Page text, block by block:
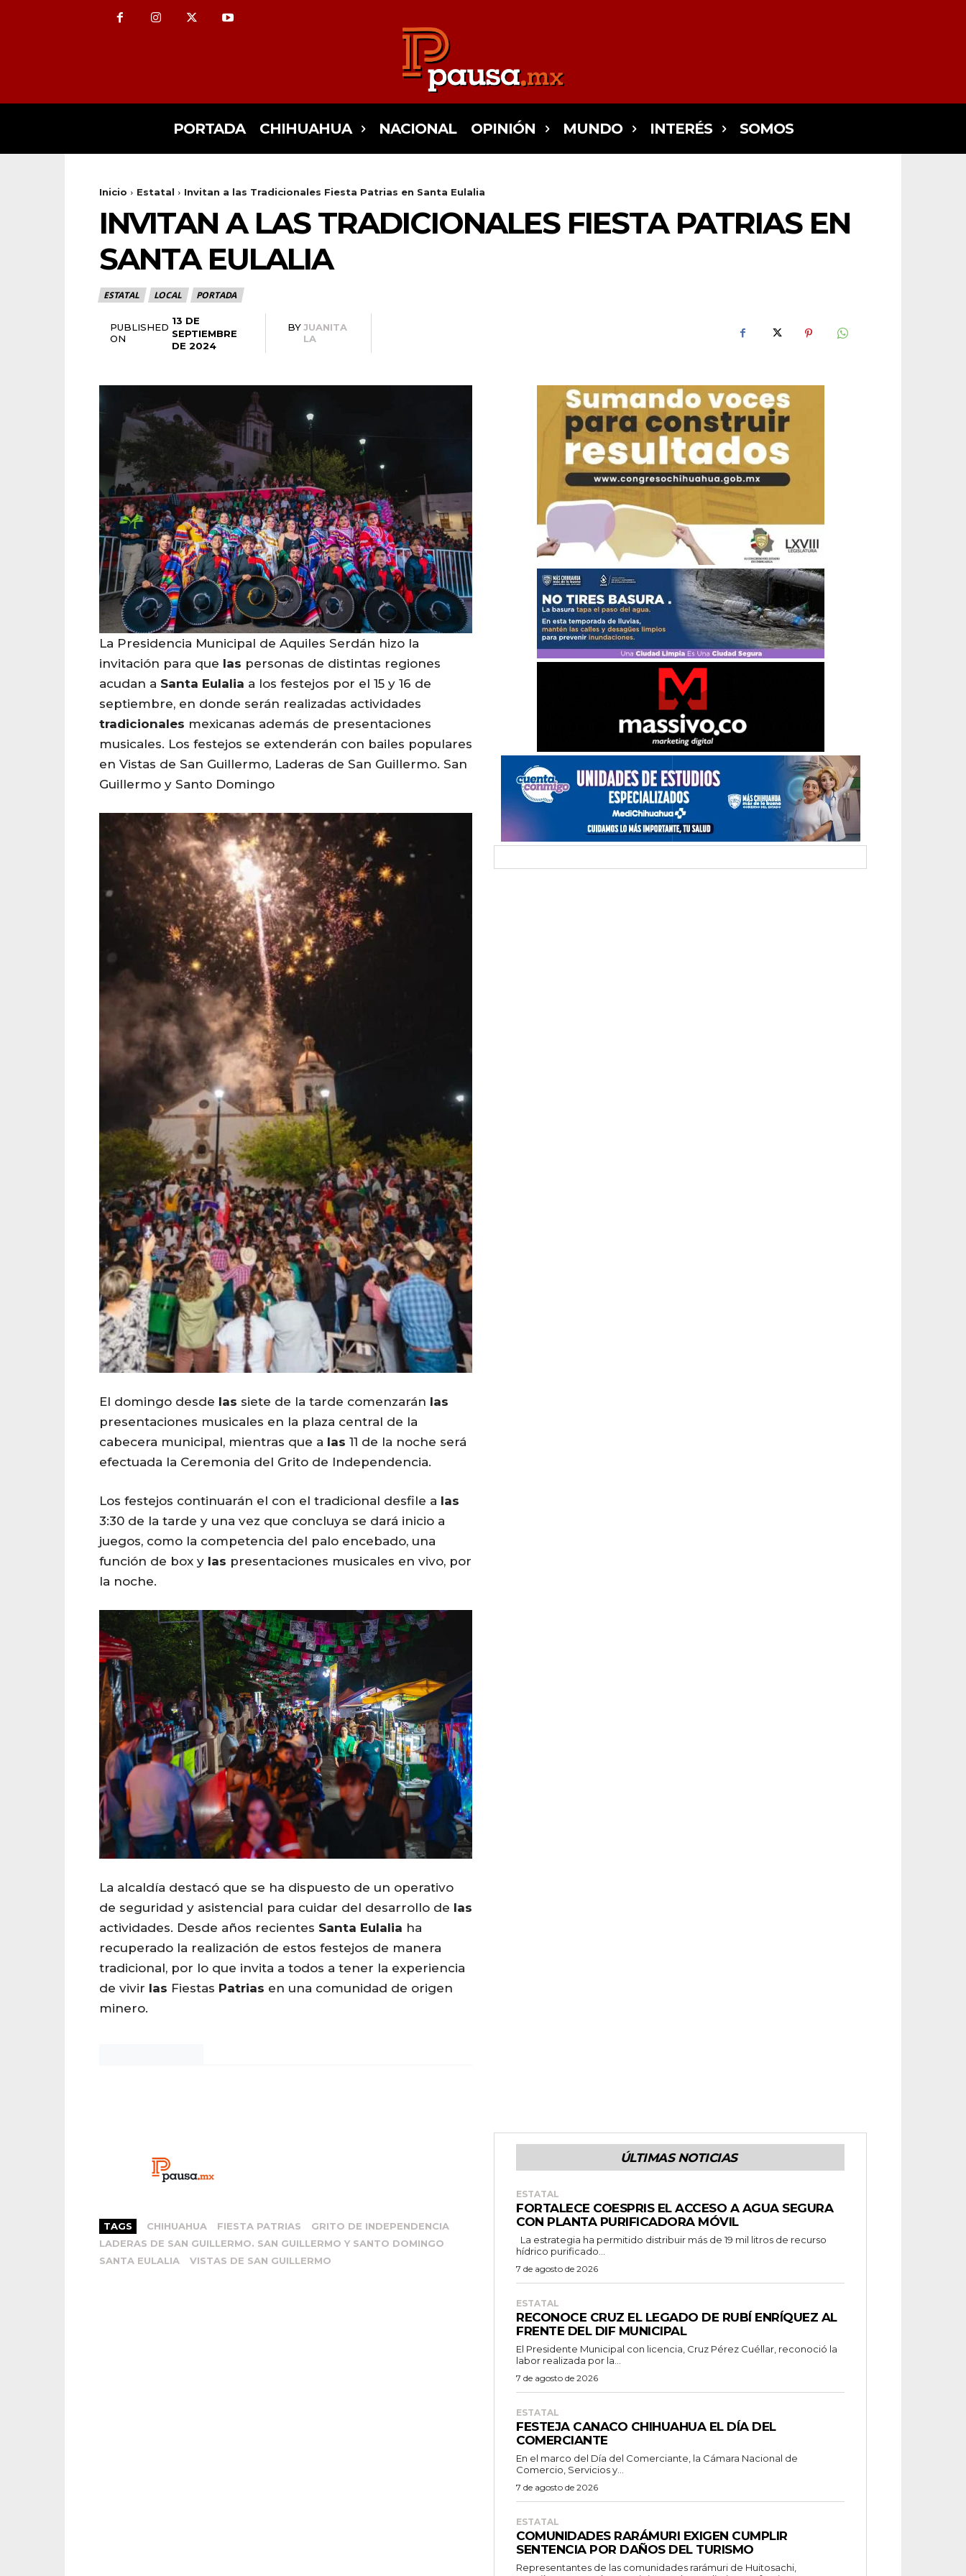
PORTADA CHIHUAHUA NACIONAL OPINIÓN MUNDO INTERÉS SOMOS
Inicio Estatal Invitan a las Tradicionales Fiesta Patrias en Santa Eulalia
INVITAN A LAS TRADICIONALES FIESTA PATRIAS EN
SANTA EULALIA
ESTATAL LOCAL PORTADA
PUBLISHED
ON
13 DE
SEPTIEMBRE
DE 2024
BYJUANITA
LA
La Presidencia Municipal de Aquiles Serdán hizo la
invitación para que las personas de distintas regiones
acudan a Santa Eulalia a los festejos por el 15 y 16 de
septiembre, en donde serán realizadas actividades
tradicionales mexicanas además de presentaciones
musicales. Los festejos se extenderán con bailes populares
en Vistas de San Guillermo, Laderas de San Guillermo. San
Guillermo y Santo Domingo
El domingo desde las siete de la tarde comenzarán las
presentaciones musicales en la plaza central de la
cabecera municipal, mientras que a las 11 de la noche será
efectuada la Ceremonia del Grito de Independencia.
Los festejos continuarán el con el tradicional desfile a las
3:30 de la tarde y una vez que concluya se dará inicio a
juegos, como la competencia del palo encebado, una
función de box y las presentaciones musicales en vivo, por
la noche.
La alcaldía destacó que se ha dispuesto de un operativo
de seguridad y asistencial para cuidar del desarrollo de las
actividades. Desde años recientes Santa Eulalia ha
recuperado la realización de estos festejos de manera
tradicional, por lo que invita a todos a tener la experiencia
de vivir las Fiestas Patrias en una comunidad de origen
minero.
TAGS CHIHUAHUA FIESTA PATRIAS
GRITO DE INDEPENDENCIA
LADERAS DE SAN GUILLERMO. SAN GUILLERMO Y SANTO DOMINGO
SANTA EULALIA
VISTAS DE SAN GUILLERMO
ÚLTIMAS NOTICIAS
ESTATAL
FORTALECE COESPRIS EL ACCESO A AGUA SEGURA
CON PLANTA PURIFICADORA MÓVIL
hídrico purificado...
7 de agosto de 2026
ESTATAL
RECONOCE CRUZ EL LEGADO DE RUBÍ ENRÍQUEZ AL
FRENTE DEL DIF MUNICIPAL
El Presidente Municipal con licencia, Cruz Pérez Cuéllar, reconoció la
labor realizada por la...
7 de agosto de 2026
ESTATAL
FESTEJA CANACO CHIHUAHUA EL DÍA DEL
COMERCIANTE
En el marco del Día del Comerciante, la Cámara Nacional de
Comercio, Servicios y...
7 de agosto de 2026
ESTATAL
COMUNIDADES RARÁMURI EXIGEN CUMPLIR
SENTENCIA POR DAÑOS DEL TURISMO
Representantes de las comunidades rarámuri de Huitosachi,